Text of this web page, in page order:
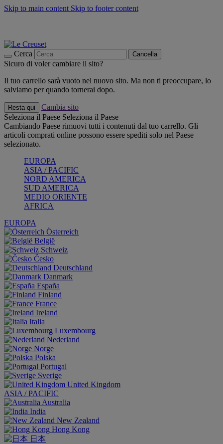
Skip to main content Skip to footer content
Cerca Cancella
Sicuro di voler cambiare il sito?
Il tuo carrello sarà vuoto nel nuovo sito. Ma non ti preoccupare, lo
salviamo per quando tornerai dopo.
Resta qui
Cambia sito
Seleziona il Paese Seleziona il Paese
Cambiando Paese rimuovi tutti i contenuti dal tuo carrello. Gli
articoli comprati online possono essere spediti solo nel Paese
selezionato.
EUROPA
ASIA / PACIFIC
NORD AMERICA
SUD AMERICA
MEDIO ORIENTE
AFRICA
EUROPA
Österreich
België
Schweiz
Česko
Deutschland
Danmark
España
Finland
France
Ireland
Italia
Luxembourg
Nederland
Norge
Polska
Portugal
Sverige
United Kingdom
ASIA / PACIFIC
Australia
India
New Zealand
Hong Kong
日本